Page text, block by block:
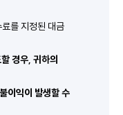
를 지정된 대금
경우, 귀하의
이익이 발생할 수